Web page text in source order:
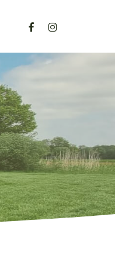
facebookinstagram